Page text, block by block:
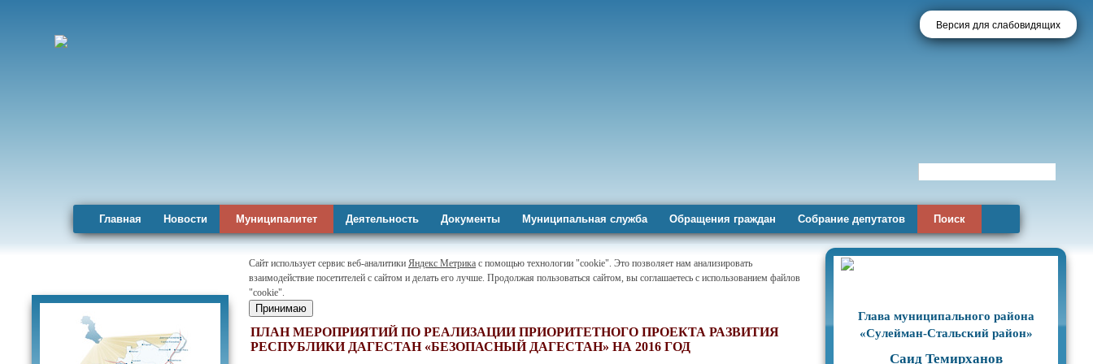
Версия для слабовидящих
Главная Новости Муниципалитет Деятельность Документы Муниципальная служба Обращения граждан Собрание депутатов Поиск
Сайт использует сервис веб-аналитики Яндекс Метрика с помощью технологии "cookie". Это позволяет нам анализировать
взаимодействие посетителей с сайтом и делать его лучше. Продолжая пользоваться сайтом, вы соглашаетесь с использованием файлов
"cookie".
Принимаю
ПЛАН МЕРОПРИЯТИЙ ПО РЕАЛИЗАЦИИ ПРИОРИТЕТНОГО ПРОЕКТА РАЗВИТИЯ
РЕСПУБЛИКИ ДАГЕСТАН «БЕЗОПАСНЫЙ ДАГЕСТАН» НА 2016 ГОД
Глава муниципального района
«Сулейман-Стальский район»
Саид Темирханов